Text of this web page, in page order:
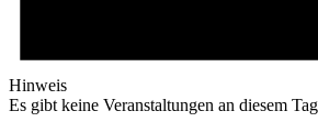
Hinweis
Es gibt keine Veranstaltungen an diesem